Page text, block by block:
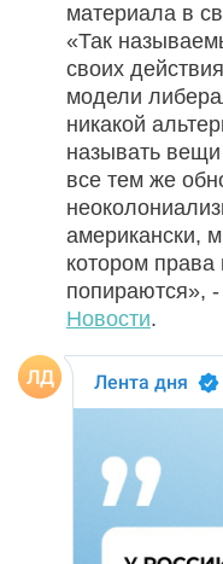
материала в
«Так
своих
модели
никакой
называть
все тем же
американски,
котором права
попираются»,
Новости.